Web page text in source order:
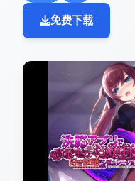
免费下载